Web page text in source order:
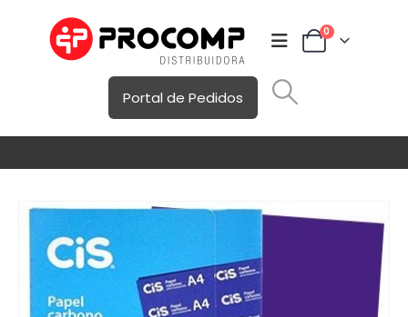
0
Portal de Pedidos